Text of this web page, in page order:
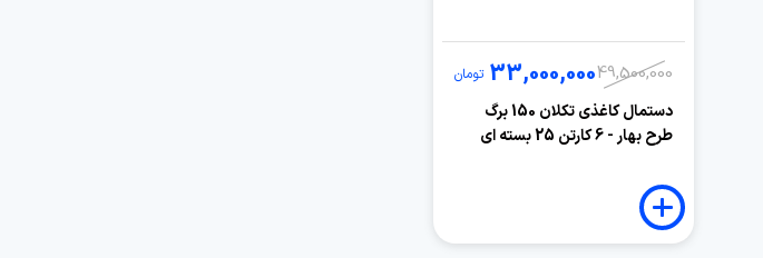
49,500,000
33,000,000 تومان
دستمال کاغذی تکلان 150 برگ
طرح بهار - 6 کارتن 25 بسته ای